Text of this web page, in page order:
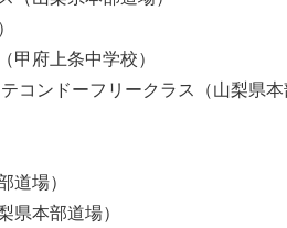
府上条中学校）
ンドーフリークラス（山梨県
場）
本部道場）